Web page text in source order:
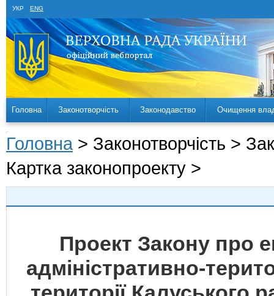
УКР ENG
Головна Законотворчість Законодавство Очищення
Головна > Законотворчість >
Картка законопроекту >
Проект Закону про
адміністративно-